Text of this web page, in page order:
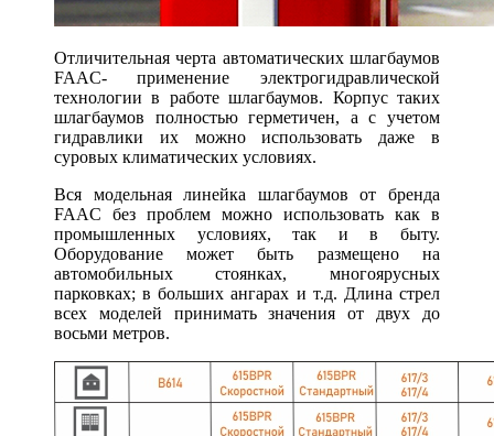
Отличительная черта автоматических шлагбаумов
FAAC- применение электрогидравлической
технологии в работе шлагбаумов. Корпус таких
шлагбаумов полностью герметичен, а с учетом
гидравлики их можно использовать даже в
суровых климатических условиях.
Вся модельная линейка шлагбаумов от бренда
FAAC без проблем можно использовать как в
промышленных условиях, так и в быту.
Оборудование может быть размещено на
автомобильных стоянках, многоярусных
парковках; в больших ангарах и т.д. Длина стрел
всех моделей принимать значения от двух до
восьми метров.